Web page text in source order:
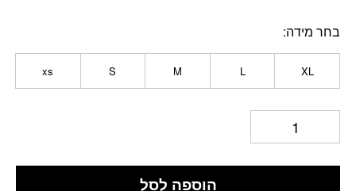
בחר מידה
XL
L
M
S
xs
הוספה לסל